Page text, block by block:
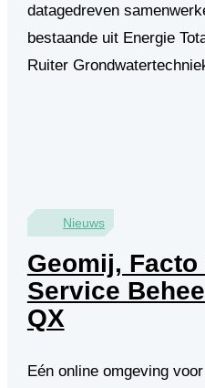
datagedreven
bestaande uit Energie
Ruiter
Nieuws
Geomij, Facto
Service
QX
Eén online omgeving